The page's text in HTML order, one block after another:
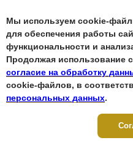
Мы используем cookie-
для обеспечения работы
функциональности и
Продолжая использование
согласие на обработку
cookie-файлов, в
персональных данных.